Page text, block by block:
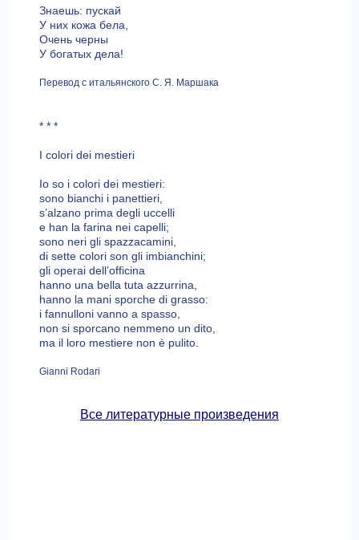
Знаешь: пускай
У них кожа бела,
Очень черны
У богатых дела!
Перевод с итальянского С. Я. Маршака
* * *
I colori dei mestieri
Io so i colori dei mestieri:
sono bianchi i panettieri,
s’alzano prima degli uccelli
e han la farina nei capelli;
sono neri gli spazzacamini,
di sette colori son gli imbianchini;
gli operai dell’officina
hanno una bella tuta azzurrina,
hanno la mani sporche di grasso:
i fannulloni vanno a spasso,
non si sporcano nemmeno un dito,
ma il loro mestiere non è pulito.
Gianni Rodari
Все литературные произведения